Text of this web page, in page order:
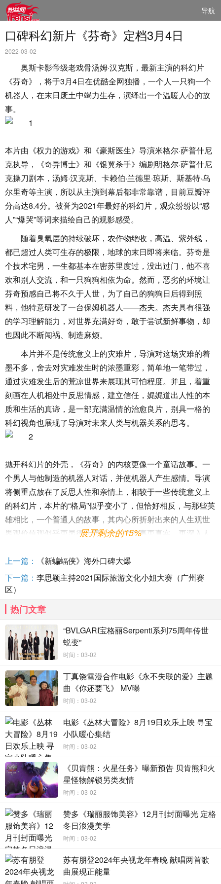
导航
口碑科幻新片《芬奇》定档3月4日
2022-03-02
奥斯卡影帝级老戏骨汤姆·汉克斯，最新主演的科幻片
《芬奇》，将于3月4日在优酷全网独播，一个人一只狗一个
机器人，在末日废土中竭力生存，演绎出一个温暖人心的故
事。
本片由《权力的游戏》和《豪斯医生》导演米格尔·萨普什尼
克执导，《奇异博士》和《银翼杀手》编剧明格尔·萨普什尼
克操刀剧本，汤姆·汉克斯、卡赖伯·兰德里·琼斯、斯基特·乌
尔里奇等主演，所以从主演到幕后都非常靠谱，目前豆瓣评
分高达8.4分。被誉为2021年最好的科幻片，观众纷纷以“感
人”“爆哭”等词来描绘自己的观影感受。
随着臭氧层的持续破坏，农作物绝收，高温、紫外线，
都已超过人类可生存的极限，地球的末日即将来临。芬奇是
个技术宅男，一生都基本在密苏里度过，没出过门，他不喜
欢和别人交流，和一只狗狗相依为命。然而，恶劣的环境让
芬奇预感自己将不久于人世，为了自己的狗狗日后得到照
料，他特意研发了一台保姆机器人——杰夫。杰夫具有很强
的学习理解能力，对世界充满好奇，敢于尝试新鲜事物，却
也因此不断闯祸、制造麻烦。
本片并不是传统意义上的灾难片，导演对这场灾难的着
墨不多，舍去对灾难发生时的浓墨重彩，简单地一笔带过，
通过灾难发生后的荒凉世界来展现其可怕程度。并且，着重
刻画在人机相处中反思情感，建立信任，娓娓道出人性的本
质和生活的真谛，是一部充满温情的治愈良片，别具一格的
科幻视角也展现了导演对未来人类与机器关系的思考。
抛开科幻片的外壳，《芬奇》的内核更像一个童话故事。一
个男人与他制造的机器人对话，并使机器人产生感情。导演
将侧重点放在了反思人性和亲情上，相较于一些传统意义上
的科幻片，本片的“格局”似乎变小了，但恰好相反，与那些英
雄相比，一个普通人的故事，其内心所折射出来的人生观世
界观价值观似乎更显得壮阔。这样的故事更真实，更深入人
理，为了抢夺物资不惜互相残杀，导致人与人的信任危机，
在危机下如何保持本性和本心才是对人性最大的挑战。
自己的影子，多多少少代入自己的情感，无论是人类还是动
物亦或是机器人，都有感情，无论经历怎样的灾难，只要世
界上还有真情，就不会毁灭。
展开剩余的15%
上一篇：
《新蝙蝠侠》海外口碑大爆
下一篇： 李思颖主持2021国际旅游文化小姐大赛（广州赛
区）
热门文章
“BVLGARI宝格丽Serpenti系列75周年传世
蜕变”
时间：03-02
丁真饶雪漫合作电影《永不失联的爱》主题
曲《你还要飞》 MV曝
时间：03-02
电影《丛林大冒险》8月19日欢乐上映 寻宝
小队暖心集结
时间：03-02
《贝肯熊：火星任务》曝新预告 贝肯熊和火
星怪物解锁另类友情
时间：03-02
赞多《瑞丽服饰美容》12月刊封面曝光 定格
冬日浪漫美学
时间：03-02
苏有朋登2024年央视龙年春晚 献唱两首歌
曲展现正能量